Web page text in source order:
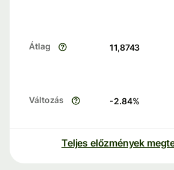
Átlag 11,8743
Változás -2.84%
Teljes előzmények